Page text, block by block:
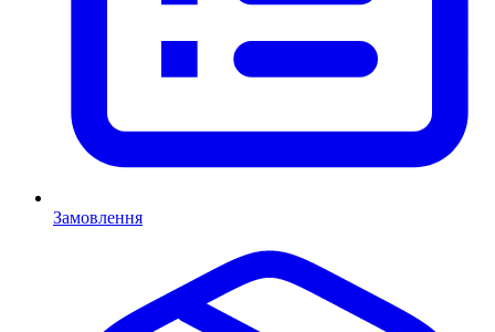
Замовлення